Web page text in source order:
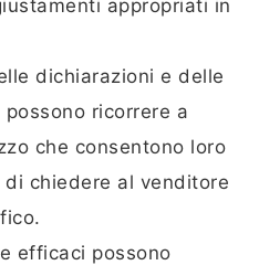
appropriati in
dichiarazioni e delle
ricorrere a
che consentono loro
chiedere al venditore
efficaci possono